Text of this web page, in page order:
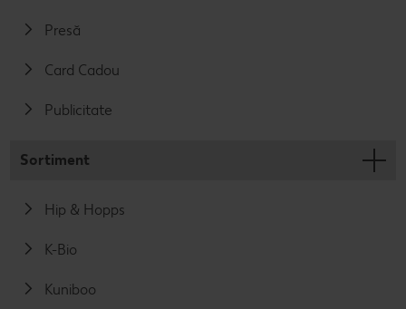
Presă
Card Cadou
Publicitate
Sortiment
Hip & Hopps
K-Bio
Kuniboo